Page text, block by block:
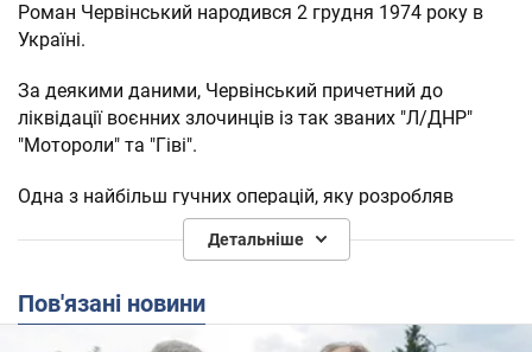
Роман Червінський народився 2 грудня 1974 року в
Україні.
За деякими даними, Червінський причетний до
ліквідації воєнних злочинців із так званих "Л/ДНР"
"Мотороли" та "Гіві".
Одна з найбільш гучних операцій, яку розробляв
Червінський, це спроба виманити з РФ і затримати в
Україні 33 бойовиків російської приватної військової
останній момент, що призвело до політичного
скандалу в Україні. Червінського і його тодішнього
Детальніше
Пов'язані новини